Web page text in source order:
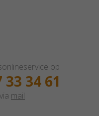
op
33 34 61
mail